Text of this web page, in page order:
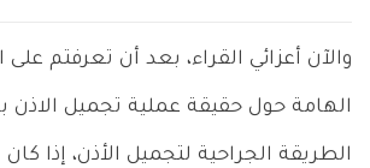
والآن أعزائي القراء، بعد أن تعرفتم
الهامة حول حقيقة عملية تجميل الاذن
الطريقة الجراحية لتجميل الأذن، إذا